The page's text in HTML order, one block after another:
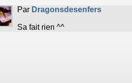
Par Dragonsdesenfers
Sa fait rien ^^